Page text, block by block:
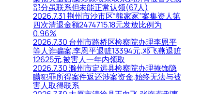
部分虽联系但未能正常认领(67人)
2026.7.31 荆州市沙市区“熊家冢”案集资人第
四次清退金额2474715.18元发放比例为
0.96%
2026.7.30 台州市路桥区检察院办理李恩平
等人诈骗案,李恩平退赃13394元,邓飞燕退赃
12625元,被害人一年内领取
2026.7.30 滁州市定远县检察院办理掩饰隐
瞒犯罪所得案件返还涉案资金,始终无法与被
害人取得联系